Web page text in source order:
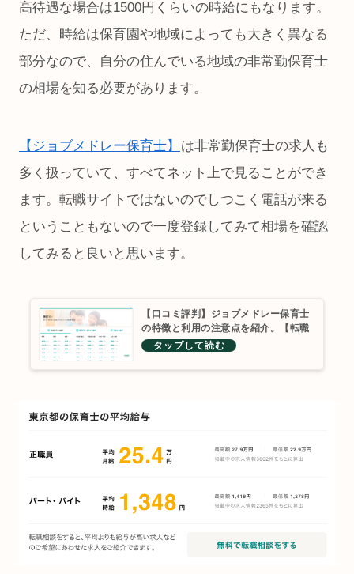
高待遇な場合は1500円くらいの時給にもなります。
ただ、時給は保育園や地域によっても大きく異なる
部分なので、自分の住んでいる地域の非常勤保育士
の相場を知る必要があります。
【ジョブメドレー保育士】
は非常勤保育士の求人も
多く扱っていて、すべてネット上で見ることができ
ます。転職サイトではないのでしつこく電話が来る
ということもないので一度登録してみて相場を確認
してみると良いと思います。
【口コミ評判】ジョブメドレー保育士
の特徴と利用の注意点を紹介。【転職
求人サイト】